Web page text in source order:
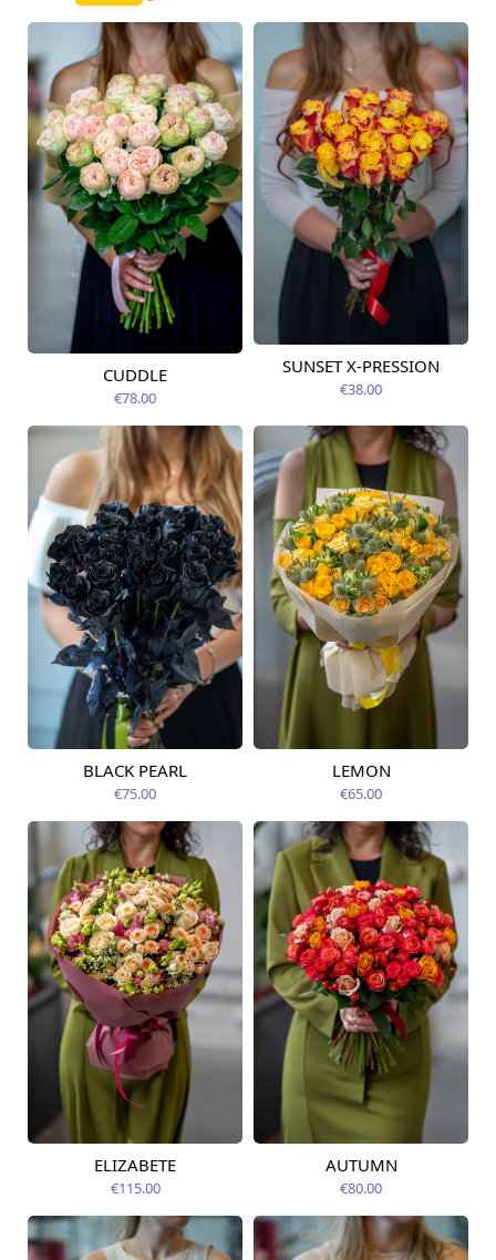
Pieejams šodien
CUDDLE
€78.00
Pieejams šodien
SUNSET X-PRESSION
€38.00
Pieejams šodien
BLACK PEARL
€75.00
Pieejama no
LEMON
€65.00
Pieejams šodien
ELIZABETE
€115.00
Pieejams šodien
AUTUMN
€80.00